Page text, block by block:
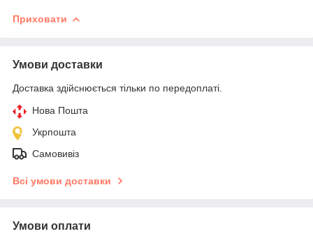
Приховати
Умови доставки
Доставка здійснюється тільки по передоплаті.
Нова Пошта
Укрпошта
Самовивіз
Всі умови доставки
Умови оплати